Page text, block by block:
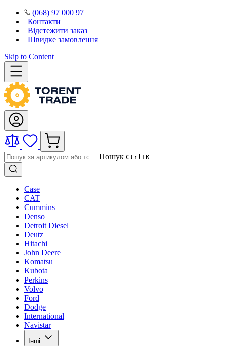
(068) 97 000 97
| Контакти
| Відстежити заказ
| Швидке замовлення
Skip to Content
Пошук Ctrl+K
Case
CAT
Cummins
Denso
Detroit Diesel
Deutz
Hitachi
John Deere
Komatsu
Kubota
Perkins
Volvo
Ford
Dodge
International
Navistar
Інші